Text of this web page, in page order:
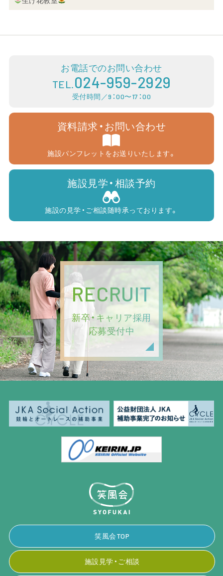
お電話でのお問い合わせ
TEL.024-959-2929
受付時間／9：00〜17：00
資料請求・お問い合わせ
施設パンフレットをお送りいたします。
施設見学・相談予約
施設の見学・ご相談随時承っております。
RECRUIT
新卒・キャリア採用
応募受付中
笑風会TOP
施設見学・ご相談